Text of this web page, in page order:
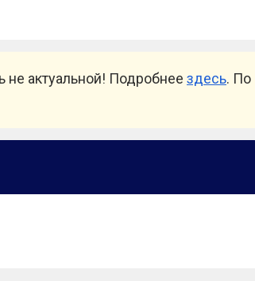
актуальной! Подробнее здесь. По